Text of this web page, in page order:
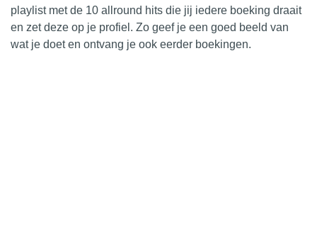
playlist met de 10 allround hits die jij iedere boeking draait
en zet deze op je profiel. Zo geef je een goed beeld van
wat je doet en ontvang je ook eerder boekingen.